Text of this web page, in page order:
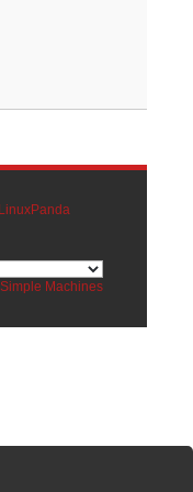
Simple Machines